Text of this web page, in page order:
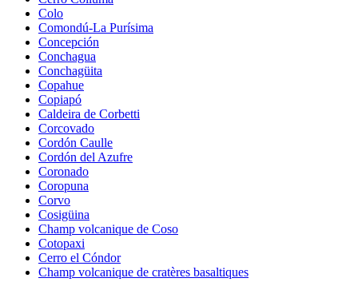
Colo
Comondú-La Purísima
Concepción
Conchagua
Conchagüita
Copahue
Copiapó
Caldeira de Corbetti
Corcovado
Cordón Caulle
Cordón del Azufre
Coronado
Coropuna
Corvo
Cosigüina
Champ volcanique de Coso
Cotopaxi
Cerro el Cóndor
Champ volcanique de cratères basaltiques